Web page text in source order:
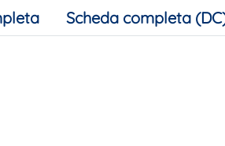
Scheda completa